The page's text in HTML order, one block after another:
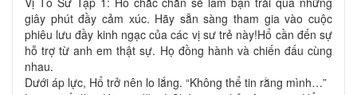
giây phút đầy cảm xúc. Hãy sẵn sàng tham gia vào cuộc
phiêu lưu đầy kinh ngạc của các vị sư trẻ này!Hổ cần đến sự
hỗ trợ từ anh em thật sự. Họ đồng hành và chiến đấu cùng
nhau.
Dưới áp lực, Hổ trở nên lo lắng. “Không thể tin rằng mình…”